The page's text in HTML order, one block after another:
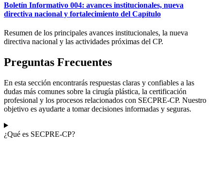
Boletín Informativo 004: avances institucionales, nueva
directiva nacional y fortalecimiento del Capítulo
Resumen de los principales avances institucionales, la nueva
directiva nacional y las actividades próximas del CP.
Preguntas Frecuentes
En esta sección encontrarás respuestas claras y confiables a las
dudas más comunes sobre la cirugía plástica, la certificación
profesional y los procesos relacionados con SECPRE-CP. Nuestro
objetivo es ayudarte a tomar decisiones informadas y seguras.
¿Qué es SECPRE-CP?